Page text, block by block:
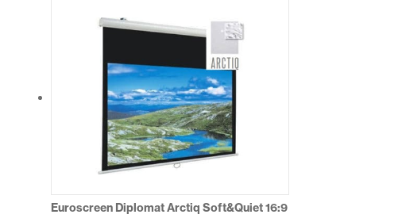
produkten
har
flera
varianter.
De
olika
alternativen
kan
produktsidan
Euroscreen Diplomat Arctiq Soft&Quiet 16:9